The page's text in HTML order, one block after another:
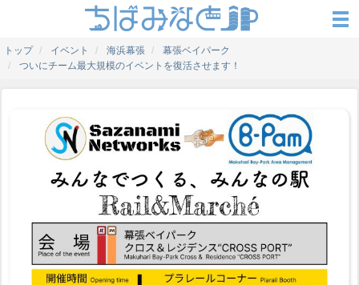
トップ イベント 海浜幕張
幕張ベイパーク
ついにチーム最大規模のイベントを復活させます！